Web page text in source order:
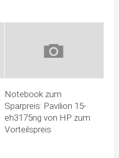
Notebook zum
Sparpreis: Pavilion 15-
eh3175ng von HP zum
Vorteilspreis